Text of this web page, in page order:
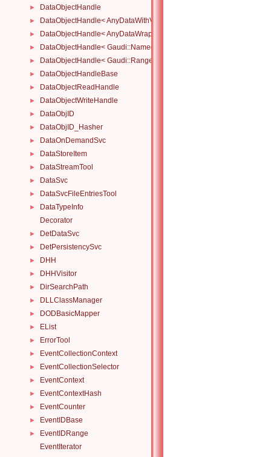
► DataObjectHandle
► DataObjectHandle< AnyDataWithViewWrapper< View, Owned > >
► DataObjectHandle< AnyDataWrapper< T > >
► DataObjectHandle< Gaudi::NamedRange_< T > >
► DataObjectHandle< Gaudi::Range_< T > >
► DataObjectHandleBase
► DataObjectReadHandle
► DataObjectWriteHandle
► DataObjID
► DataObjID_Hasher
► DataOnDemandSvc
► DataStoreItem
► DataStreamTool
► DataSvc
► DataSvcFileEntriesTool
►
DataTypeInfo
Decorator
► DetDataSvc
► DetPersistencySvc
► DHH
► DHHVisitor
► DirSearchPath
► DLLClassManager
► DODBasicMapper
► EList
► ErrorTool
► EventCollectionContext
► EventCollectionSelector
► EventContext
► EventContextHash
► EventCounter
► EventIDBase
►
EventIDRange
EventIterator